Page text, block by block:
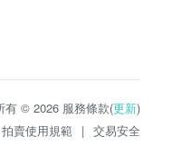
有 © 2026 服務條款(更新)
拍賣使用規範 | 交易安全